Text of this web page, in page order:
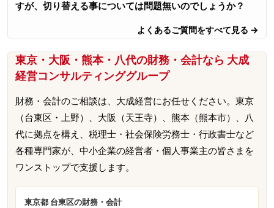
すが、切り替える事については問題無いのでしょうか？
よくあるご質問をすべて見る →
東京・大阪・熊本・八代の財務・会計なら 大成
経営コンサルティンググループ
財務・会計のご相談は、大成経営にお任せください。東京
（台東区・上野）、大阪（天王寺）、熊本（熊本市）、八
代に拠点を構え、税理士・社会保険労務士・行政書士など
各種専門家が、中小企業の経営者・個人事業主の皆さまを
ワンストップで支援します。
東京都 台東区の財務・会計